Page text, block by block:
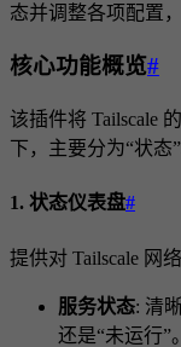
态并调整各项配置
核心功能概览#
该插件将 Tailscale
下，主要分为“状态
1. 状态仪表盘#
提供对 Tailscale 网
服务状态: 清
还是“未运行”。